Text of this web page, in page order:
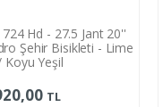
Hd - 27.5 Jant 20''
Şehir Bisikleti - Lime
Koyu Yeşil
TL